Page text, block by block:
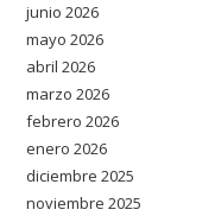
junio 2026
mayo 2026
abril 2026
marzo 2026
febrero 2026
enero 2026
diciembre 2025
noviembre 2025